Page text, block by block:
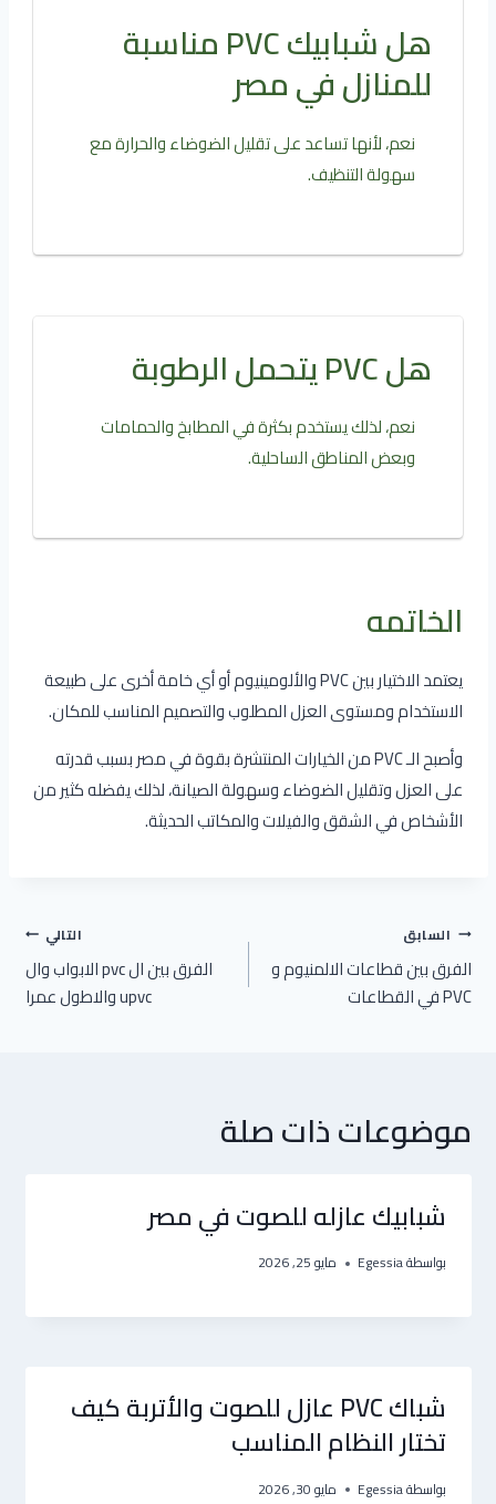
هل شبابيك PVC مناسبة
للمنازل في مصر
نعم، لأنها تساعد على تقليل الضوضاء والحرارة مع
سهولة التنظيف.
هل PVC يتحمل الرطوبة
نعم، لذلك يستخدم بكثرة في المطابخ والحمامات
وبعض المناطق الساحلية.
الخاتمه
يعتمد الاختيار بين PVC والألومينيوم أو أي خامة أخرى على طبيعة
الاستخدام ومستوى العزل المطلوب والتصميم المناسب للمكان.
وأصبح الـ PVC من الخيارات المنتشرة بقوة في مصر بسبب قدرته
على العزل وتقليل الضوضاء وسهولة الصيانة، لذلك يفضله كثير من
الأشخاص في الشقق والفيلات والمكاتب الحديثة.
تصفّح
المقالات
السابق
الفرق بين قطاعات الالمنيوم و
PVC في القطاعات
التالي
الفرق بين ال pvc الابواب وال
upvc والاطول عمرا
موضوعات ذات صلة
شبابيك عازله للصوت في مصر
بواسطةEgessia مايو 25, 2026
شباك PVC عازل للصوت والأتربة كيف
تختار النظام المناسب
بواسطةEgessia مايو 30, 2026